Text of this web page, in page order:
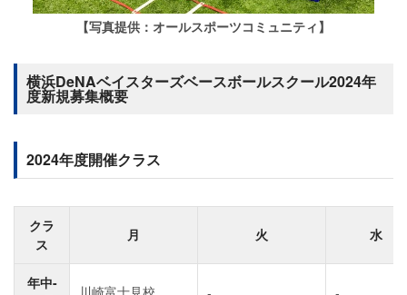
【写真提供：オールスポーツコミュニティ】
横浜DeNAベイスターズベースボールスクール2024年
度新規募集概要
2024年度開催クラス
クラ
ス
月 火 水
年中-
川崎富士見校